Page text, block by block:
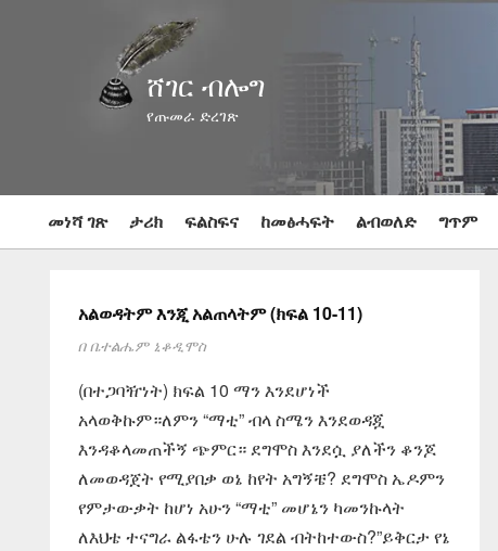
ሸገር ብሎግ
የጡመራ ድረገጽ
መነሻ ገጽ ታሪክ ፍልስፍና ከመፅሓፍት ልብወለድ ግጥም
አልወዳትም እንጂ አልጠላትም (ክፍል 10-11)
በቤተልሔም ኒቆዲሞስ
(በተጋባዥነት) ክፍል 10 ማን እንደሆነች
አላወቅኩም።ለምን “ማቲ” ብላ ስሜን እንደወዳጇ
እንዳቆላመጠችኝ ጭምር። ደግሞስ እንደሷ ያለችን ቆንጆ
ለመወዳጀት የሚያበቃ ወኔ ከየት አግኝቼ? ደግሞስ ኤዶምን
የምታውቃት ከሆነ አሁን “ማቲ” መሆኔን ካመንኩላት
ለእህቴ ተናግራ ልፋቴን ሁሉ ገደል ብትከተውስ?”ይቅርታ የኔ